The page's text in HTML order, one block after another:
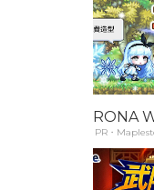
RONA
PR・